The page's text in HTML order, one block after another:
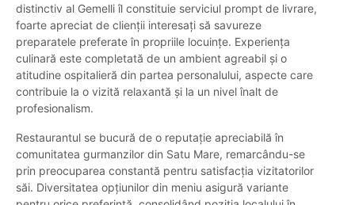
distinctiv al Gemelli îl constituie serviciul prompt de livrare,
foarte apreciat de clienții interesați să savureze
preparatele preferate în propriile locuințe. Experiența
culinară este completată de un ambient agreabil și o
atitudine ospitalieră din partea personalului, aspecte care
contribuie la o vizită relaxantă și la un nivel înalt de
profesionalism.
Restaurantul se bucură de o reputație apreciabilă în
comunitatea gurmanzilor din Satu Mare, remarcându-se
prin preocuparea constantă pentru satisfacția vizitatorilor
săi. Diversitatea opțiunilor din meniu asigură variante